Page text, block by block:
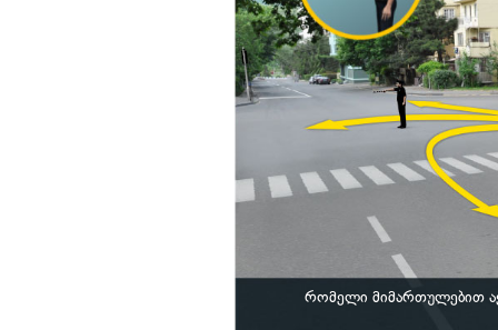
რომელი მიმართულებით